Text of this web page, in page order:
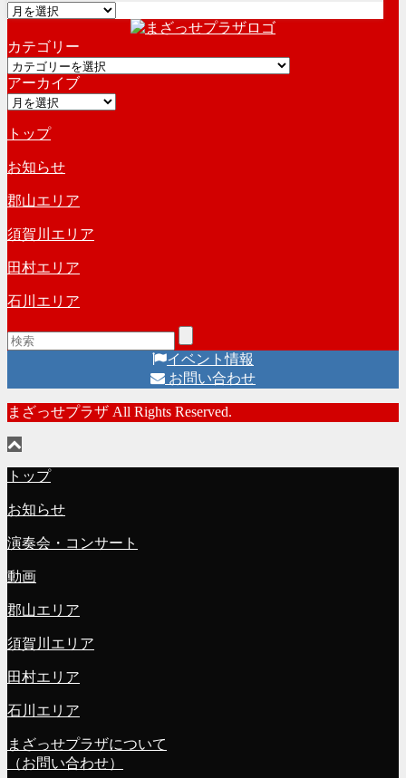
ア
カ
イ
ブ
カテゴリー
カ
テ
ゴ
ー
アーカイブ
ア
カ
イ
ブ
トップ
お知らせ
郡山エリア
須賀川エリア
田村エリア
石川エリア
イベント情報
お問い合わせ
まざっせプラザ All Rights Reserved.
トップ
お知らせ
演奏会・コンサート
動画
郡山エリア
須賀川エリア
田村エリア
石川エリア
まざっせプラザについて
（お問い合わせ）